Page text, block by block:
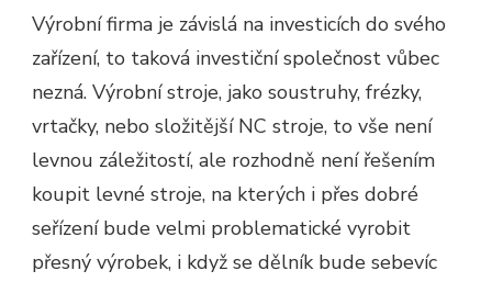
Výrobní firma je závislá na investicích do svého
zařízení, to taková investiční společnost vůbec
nezná. Výrobní stroje, jako soustruhy, frézky,
vrtačky, nebo složitější NC stroje, to vše není
levnou záležitostí, ale rozhodně není řešením
koupit levné stroje, na kterých i přes dobré
seřízení bude velmi problematické vyrobit
přesný výrobek, i když se dělník bude sebevíc